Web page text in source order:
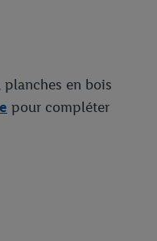
en bois
pour compléter